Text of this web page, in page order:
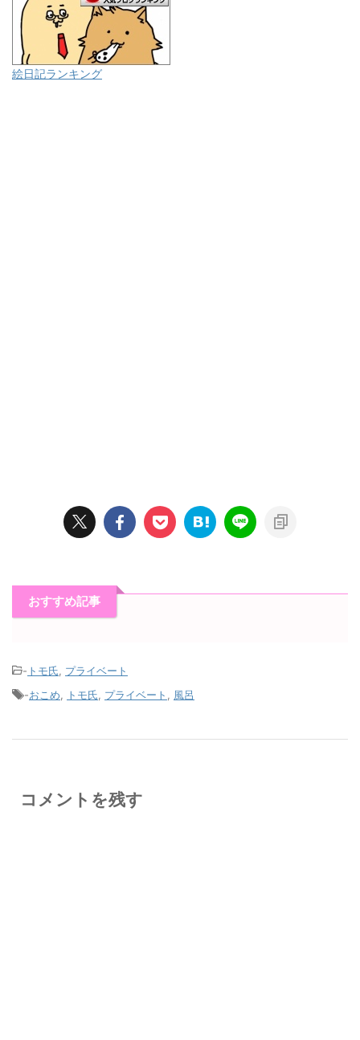
絵日記ランキング
おすすめ記事
- トモ氏
プライベート
-おこめ トモ氏 プライベート 風呂
コメントを残す